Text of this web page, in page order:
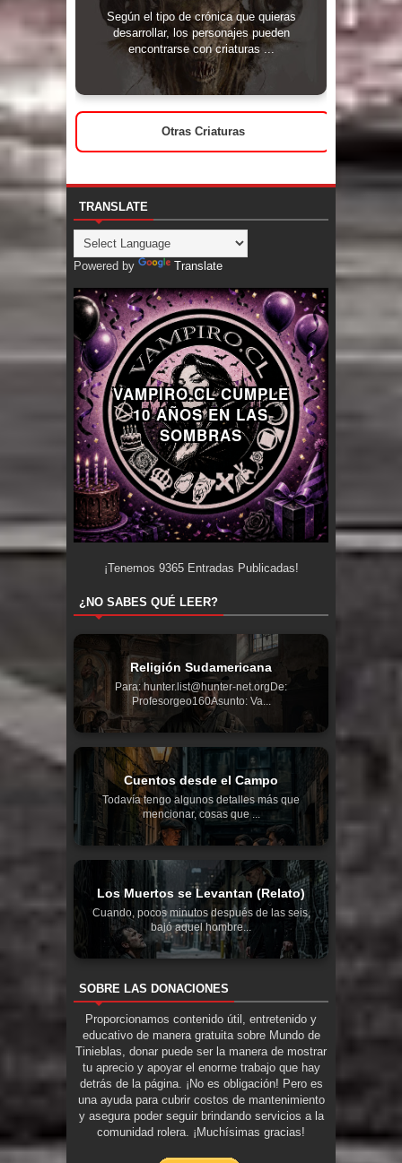
Según el tipo de crónica que quieras
desarrollar, los personajes pueden
encontrarse con criaturas ...
Otras Criaturas
TRANSLATE
Powered by Translate
VAMPIRO.CL CUMPLE
10 AÑOS EN LAS
SOMBRAS
¡Tenemos 9365Entradas Publicadas!
¿NO SABES QUÉ LEER?
Religión Sudamericana
Para: hunter.list@hunter-net.orgDe:
Profesorgeo160Asunto: Va...
Cuentos desde el Campo
Todavía tengo algunos detalles más que
mencionar, cosas que ...
Los Muertos se Levantan (Relato)
Cuando, pocos minutos después de las seis,
bajó aquel hombre...
SOBRE LAS DONACIONES
Proporcionamos contenido útil, entretenido y
educativo de manera gratuita sobre Mundo de
Tinieblas, donar puede ser la manera de mostrar
tu aprecio y apoyar el enorme trabajo que hay
detrás de la página. ¡No es obligación! Pero es
una ayuda para cubrir costos de mantenimiento
y asegura poder seguir brindando servicios a la
comunidad rolera. ¡Muchísimas gracias!